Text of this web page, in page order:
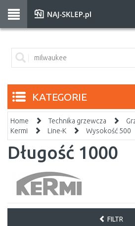
KATEGORIE
Home Technika grzewcza
Kermi
Line-K Wysokość 500
Długość 1000
FILTR